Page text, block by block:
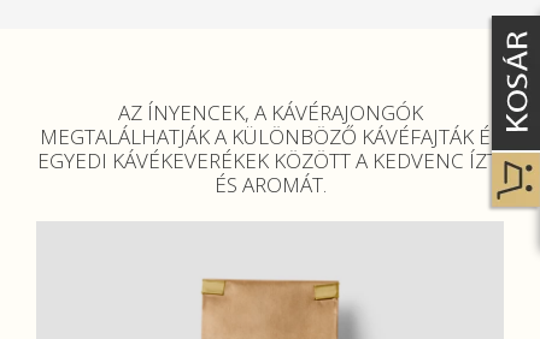
AZ ÍNYENCEK, A KÁVÉRAJONGÓK
MEGTALÁLHATJÁK A KÜLÖNBÖZŐ KÁVÉFAJTÁK ÉS
EGYEDI KÁVÉKEVERÉKEK KÖZÖTT A KEDVENC ÍZT,
ÉS AROMÁT.